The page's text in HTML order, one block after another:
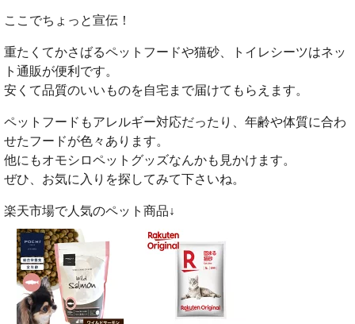
ここでちょっと宣伝！
重たくてかさばるペットフードや猫砂、トイレシーツはネッ
ト通販が便利です。
安くて品質のいいものを自宅まで届けてもらえます。
ペットフードもアレルギー対応だったり、年齢や体質に合わ
せたフードが色々あります。
他にもオモシロペットグッズなんかも見かけます。
ぜひ、お気に入りを探してみて下さいね。
楽天市場で人気のペット商品↓